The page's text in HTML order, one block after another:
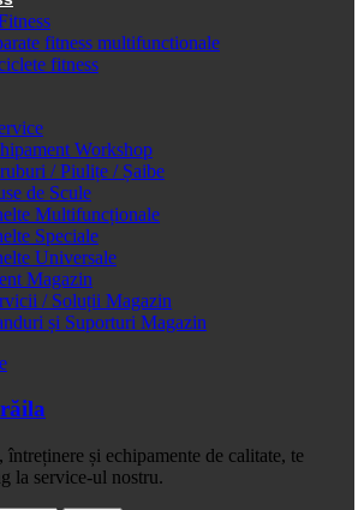
fitness multifunctionale
fitness
Workshop
/ Piulițe / Șaibe
de Scule
Multifuncționale
Speciale
Universale
Magazin
/ Soluții Magazin
și Suporturi Magazin
întreținere și echipamente de calitate, te
la service-ul nostru.